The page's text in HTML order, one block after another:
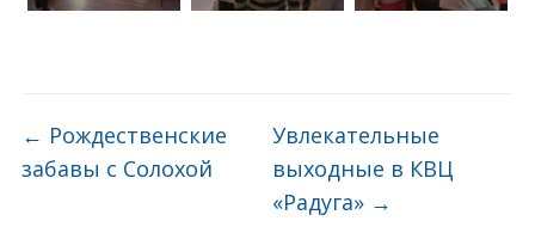
← Рождественские
забавы с Солохой
Увлекательные
выходные в КВЦ
«Радуга» →